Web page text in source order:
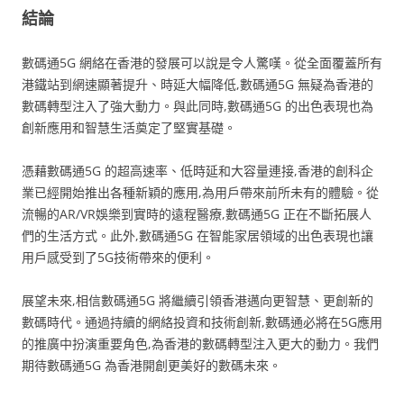
結論
數碼通5G 網絡在香港的發展可以說是令人驚嘆。從全面覆蓋所有
港鐵站到網速顯著提升、時延大幅降低,數碼通5G 無疑為香港的
數碼轉型注入了強大動力。與此同時,數碼通5G 的出色表現也為
創新應用和智慧生活奠定了堅實基礎。
憑藉數碼通5G 的超高速率、低時延和大容量連接,香港的創科企
業已經開始推出各種新穎的應用,為用戶帶來前所未有的體驗。從
流暢的AR/VR娛樂到實時的遠程醫療,數碼通5G 正在不斷拓展人
們的生活方式。此外,數碼通5G 在智能家居領域的出色表現也讓
用戶感受到了5G技術帶來的便利。
展望未來,相信數碼通5G 將繼續引領香港邁向更智慧、更創新的
數碼時代。通過持續的網絡投資和技術創新,數碼通必將在5G應用
的推廣中扮演重要角色,為香港的數碼轉型注入更大的動力。我們
期待數碼通5G 為香港開創更美好的數碼未來。